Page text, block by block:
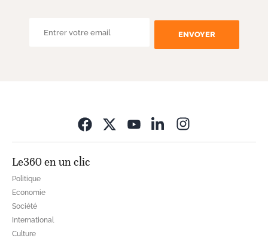
ENVOYER
Le360 en un clic
Politique
Economie
Société
International
Culture